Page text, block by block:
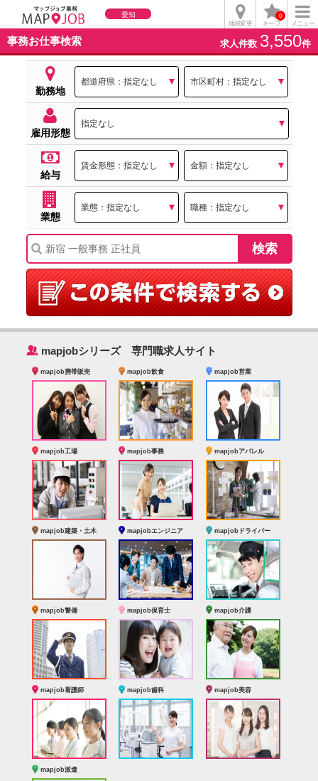
愛知
メニュー
キープ
0
地域変更
事務お仕事検索 求人件数 3,550件
勤務地
雇用形態
給与
業態
‰ mapjobシリーズ 専門職求人サイト
mapjob携帯販売 mapjob飲食 mapjob営業
mapjob工場 mapjob事務 mapjobアパレル
mapjob建築・土木 mapjobエンジニア mapjobドライバー
mapjob警備 mapjob保育士 mapjob介護
mapjob看護師 mapjob歯科 mapjob美容
mapjob派遣